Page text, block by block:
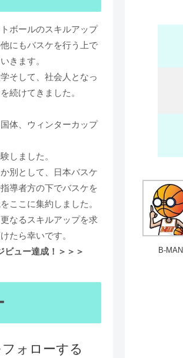
B-MAN
ボールのスキルアップ
にもバスケを行う上で
きます。
そして、社会人となっ
続けてきました。
体、ウィンターカップ
しました。
別として、日本バスケ
導者方の下でバスケを
ここに集約しました。
なるスキルアップを求
たら幸いです。
ビュー達成！＞＞＞
ォローする